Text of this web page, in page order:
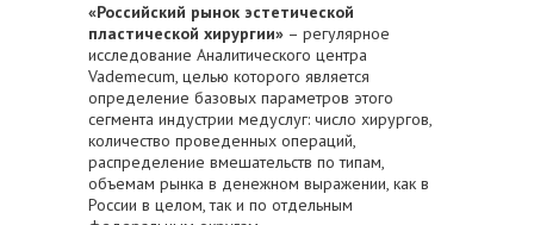
«Российский рынок эстетической
пластической хирургии» – регулярное
исследование Аналитического центра
Vademecum, целью которого является
определение базовых параметров этого
сегмента индустрии медуслуг: число хирургов,
количество проведенных операций,
распределение вмешательств по типам,
объемам рынка в денежном выражении, как в
России в целом, так и по отдельным